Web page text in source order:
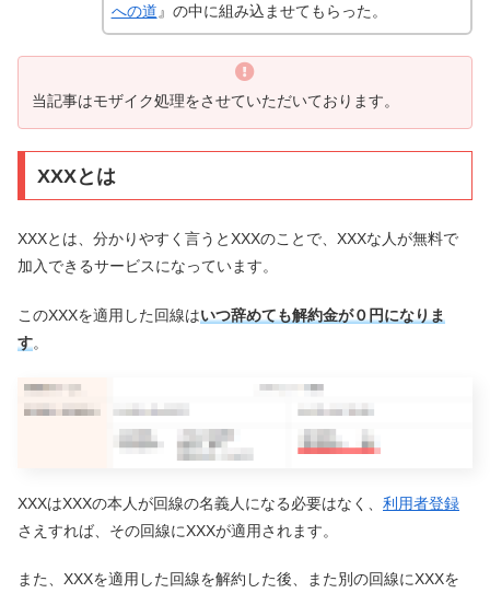
への道 』の中に組み込ませてもらった。
当記事はモザイク処理をさせていただいております。
XXXとは
XXXとは、分かりやすく言うとXXXのことで、XXXな人が無料で
加入できるサービスになっています。
このXXXを適用した回線はいつ辞めても解約金が０円になりま
す。
XXXはXXXの本人が回線の名義人になる必要はなく、 利用者登録
さえすれば、その回線にXXXが適用されます。
また、XXXを適用した回線を解約した後、また別の回線にXXXを